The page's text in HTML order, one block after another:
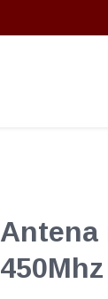
Antena